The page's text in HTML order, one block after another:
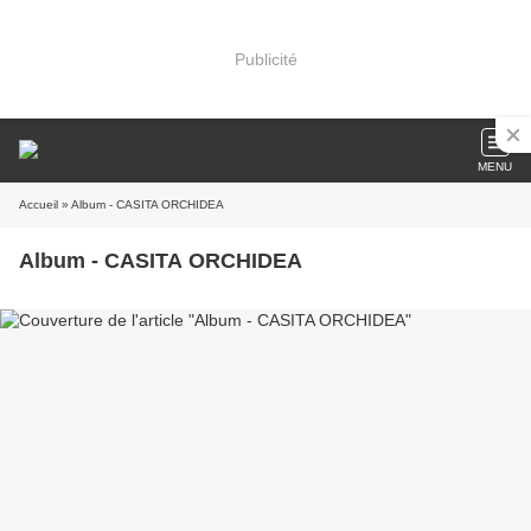
Publicité
MENU
Accueil » Album - CASITA ORCHIDEA
Album - CASITA ORCHIDEA